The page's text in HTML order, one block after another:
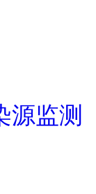
源监测